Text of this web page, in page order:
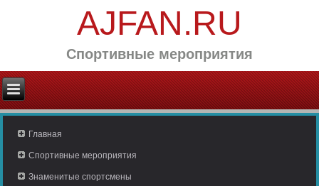
AJFAN.RU
Спортивные мероприятия
Главная
Спортивные мероприятия
Знаменитые спортсмены